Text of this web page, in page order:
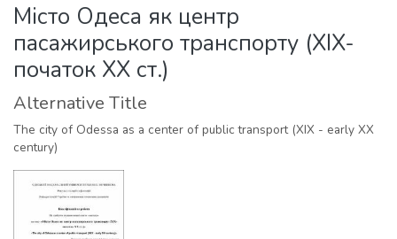
Statistics
Місто Одеса як центр
пасажирського транспорту (XIX-
початок XX ст.)
Alternative Title
The city of Odessa as a center of public transport (XIX - early XX
century)